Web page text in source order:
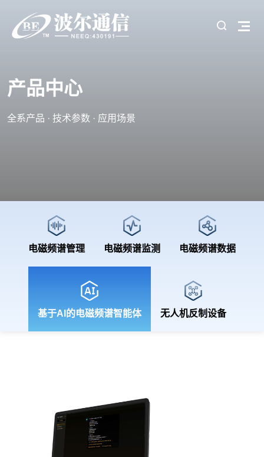
产品中心
全系产品 · 技术参数 · 应用场景
电磁频谱管理 电磁频谱监测 电磁频谱数据
基于AI的电磁频谱智能体 无人机反制设备